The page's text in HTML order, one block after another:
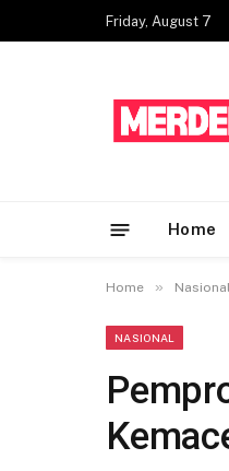
Friday, August 7
Home
Home » Nasional
NASIONAL